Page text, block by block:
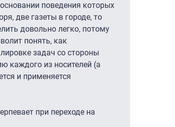
поведения которых
две газеты в городе, то
довольно легко, потому
понять, как
задач со стороны
каждого из носителей (а
и применяется
при переходе на